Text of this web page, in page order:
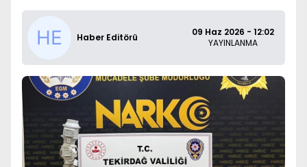
Haber Editörü
09 Haz 2026 - 12:02
YAYINLANMA